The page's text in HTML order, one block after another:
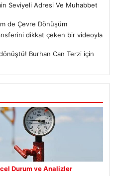
Seviyeli Adresi Ve Muhabbet
de Çevre Dönüşüm
dikkat çeken bir videoyla
Burhan Can Terzi için
Durum ve Analizler